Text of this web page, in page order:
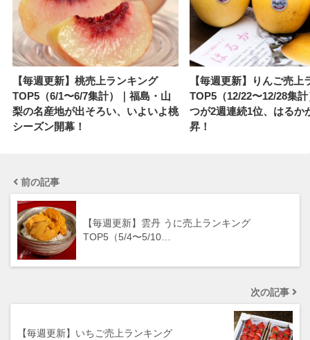
【毎週更新】桃売上ランキング
TOP5（6/1〜6/7集計）｜福島・山
梨の名産地が出そろい、いよいよ桃
シーズン開幕！
【毎週更新】りんご売上
TOP5（12/22〜12/28集
つが2週連続1位、はるか
昇！
前の記事
【毎週更新】雲丹 うに売上ランキング
TOP5（5/4〜5/10…
次の記事
【毎週更新】いちご売上ランキング